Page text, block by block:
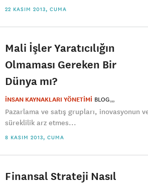
22 KASIM 2013, CUMA
Mali İşler Yaratıcılığın
Olmaması Gereken Bir
Dünya mı?
İNSAN KAYNAKLARI YÖNETİMİ BLOG
Pazarlama ve satış grupları, inovasyonun
süreklilik arz etmes...
8 KASIM 2013, CUMA
Finansal Strateji Nasıl